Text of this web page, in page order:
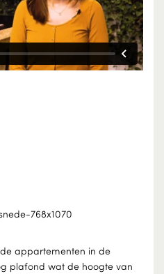
appartementen in de
plafond wat de hoogte van